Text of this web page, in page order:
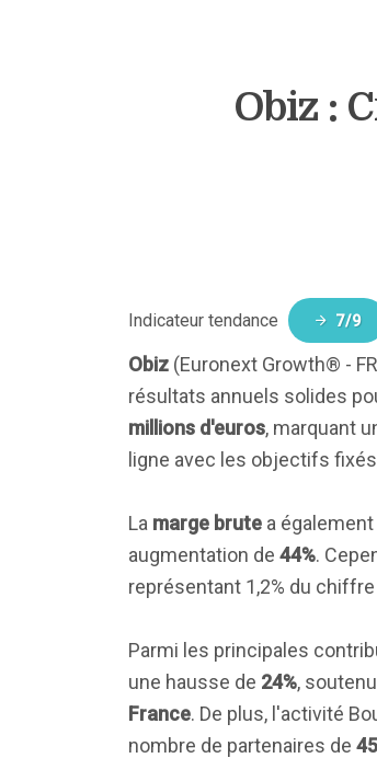
Obiz :
Indicateur tendance 7/9
Obiz (Euronext Growth® -
résultats annuels solides
millions d'euros, marquant
ligne avec les objectifs
La marge brute a
augmentation de 44%.
représentant 1,2% du
Parmi les principales
une hausse de 24%,
France. De plus, l'activité
nombre de partenaires de